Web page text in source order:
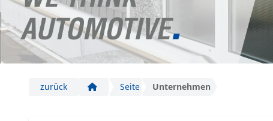
zurück Start Seite Unternehmen